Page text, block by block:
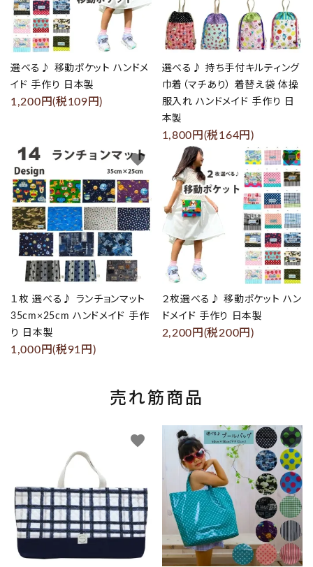
選べる♪ 移動ポケット ハンドメ
イド 手作り 日本製
1,200円(税109円)
選べる♪ 持ち手付キルティング
巾着（マチあり） 着替え袋 体操
服入れ ハンドメイド 手作り 日
本製
1,800円(税164円)
１枚 選べる♪ ランチョンマット
35cm×25cm ハンドメイド 手作
り 日本製
1,000円(税91円)
favorite
２枚選べる♪ 移動ポケット ハン
ドメイド 手作り 日本製
2,200円(税200円)
favorite
売れ筋商品
favorite favorite